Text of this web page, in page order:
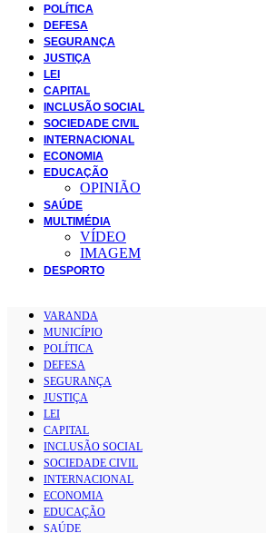
POLÍTICA
DEFESA
SEGURANÇA
JUSTIÇA
LEI
CAPITAL
INCLUSÃO SOCIAL
SOCIEDADE CIVIL
INTERNACIONAL
ECONOMIA
EDUCAÇÃO
OPINIÃO
SAÚDE
MULTIMÉDIA
VÍDEO
IMAGEM
DESPORTO
VARANDA
MUNICÍPIO
POLÍTICA
DEFESA
SEGURANÇA
JUSTIÇA
LEI
CAPITAL
INCLUSÃO SOCIAL
SOCIEDADE CIVIL
INTERNACIONAL
ECONOMIA
EDUCAÇÃO
SAÚDE